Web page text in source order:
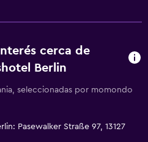
cerca de
Berlin
seleccionadas por momondo
Pasewalker Straße 97, 13127